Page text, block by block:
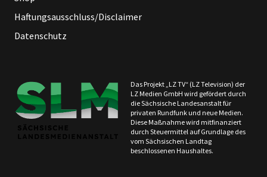
Haftungsausschluss/Disclaimer
Datenschutz
Das Projekt „LZ TV“ (LZ Television) der
LZ Medien GmbH wird gefördert durch
die Sächsische Landesanstalt für
privaten Rundfunk und neue Medien.
Diese Maßnahme wird mitfinanziert
durch Steuermittel auf Grundlage des
vom Sächsischen Landtag
beschlossenen Haushaltes.